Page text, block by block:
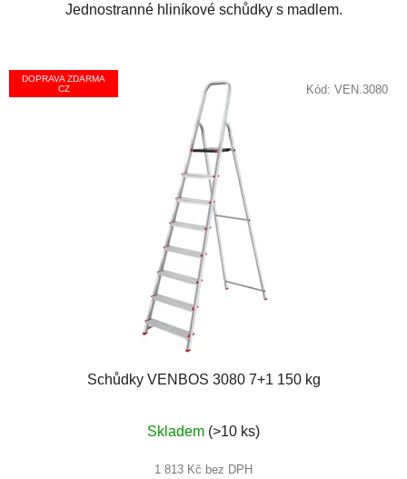
Jednostranné hliníkové schůdky s madlem.
DOPRAVA ZDARMA
CZ
Schůdky VENBOS 3080 7+1 150 kg
hodnocení
produktu
Skladem (>10 ks)
1 813 Kč bez DPH
Kód: VEN.3080